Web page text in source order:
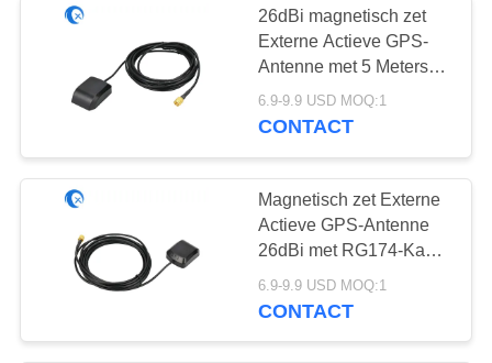
26dBi magnetisch zet
Externe Actieve GPS-
Antenne met 5 Meters
RG174- opKabel
6.9-9.9 USD MOQ:1
CONTACT
Magnetisch zet Externe
Actieve GPS-Antenne
26dBi met RG174-Kabel
op
6.9-9.9 USD MOQ:1
CONTACT